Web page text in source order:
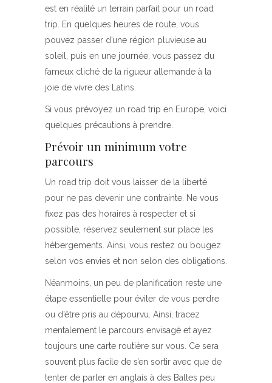
est en réalité un terrain parfait pour un road
trip. En quelques heures de route, vous
pouvez passer d’une région pluvieuse au
soleil, puis en une journée, vous passez du
fameux cliché de la rigueur allemande à la
joie de vivre des Latins.
Si vous prévoyez un road trip en Europe, voici
quelques précautions à prendre.
Prévoir un minimum votre
parcours
Un road trip doit vous laisser de la liberté
pour ne pas devenir une contrainte. Ne vous
fixez pas des horaires à respecter et si
possible, réservez seulement sur place les
hébergements. Ainsi, vous restez ou bougez
selon vos envies et non selon des obligations.
Néanmoins, un peu de planification reste une
étape essentielle pour éviter de vous perdre
ou d’être pris au dépourvu. Ainsi, tracez
mentalement le parcours envisagé et ayez
toujours une carte routière sur vous. Ce sera
souvent plus facile de s’en sortir avec que de
tenter de parler en anglais à des Baltes peu